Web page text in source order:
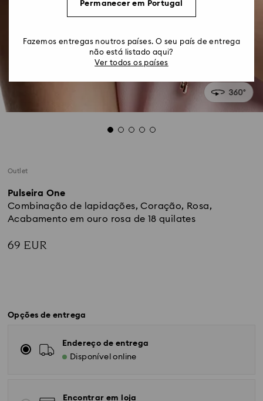
Outlet
Pulseira One
Combinação de lapidações, Coração, Rosa,
Acabamento em ouro rosa de 18 quilates
69 EUR
Opções de entrega
Endereço de entrega
Disponível online
Encontrar em loja
Permanecer em Portugal
Fazemos entregas noutros países. O seu país de entrega
não está listado aqui?
Ver todos os países